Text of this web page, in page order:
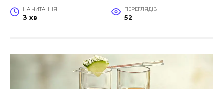
НА ЧИТАННЯ
3 хв
ПЕРЕГЛЯДІВ
52